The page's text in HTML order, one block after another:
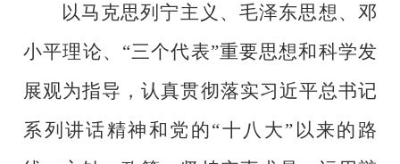
以马克思列宁主义、毛泽东思想、邓
小平理论、“三个代表”重要思想和科学发
展观为指导，认真贯彻落实习近平总书记
系列讲话精神和党的“十八大”以来的路